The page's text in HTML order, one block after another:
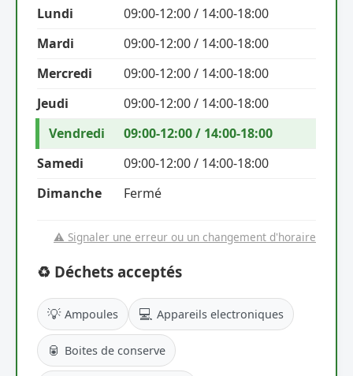
Lundi
09:00-12:00 / 14:00-18:00
Mardi
09:00-12:00 / 14:00-18:00
Mercredi
09:00-12:00 / 14:00-18:00
Jeudi
09:00-12:00 / 14:00-18:00
Vendredi
09:00-12:00 / 14:00-18:00
Samedi
09:00-12:00 / 14:00-18:00
Dimanche
Fermé
⚠️ Signaler une erreur ou un changement d'horaire
♻️ Déchets acceptés
💡 Ampoules 💻 Appareils electroniques
🥫 Boites de conserve